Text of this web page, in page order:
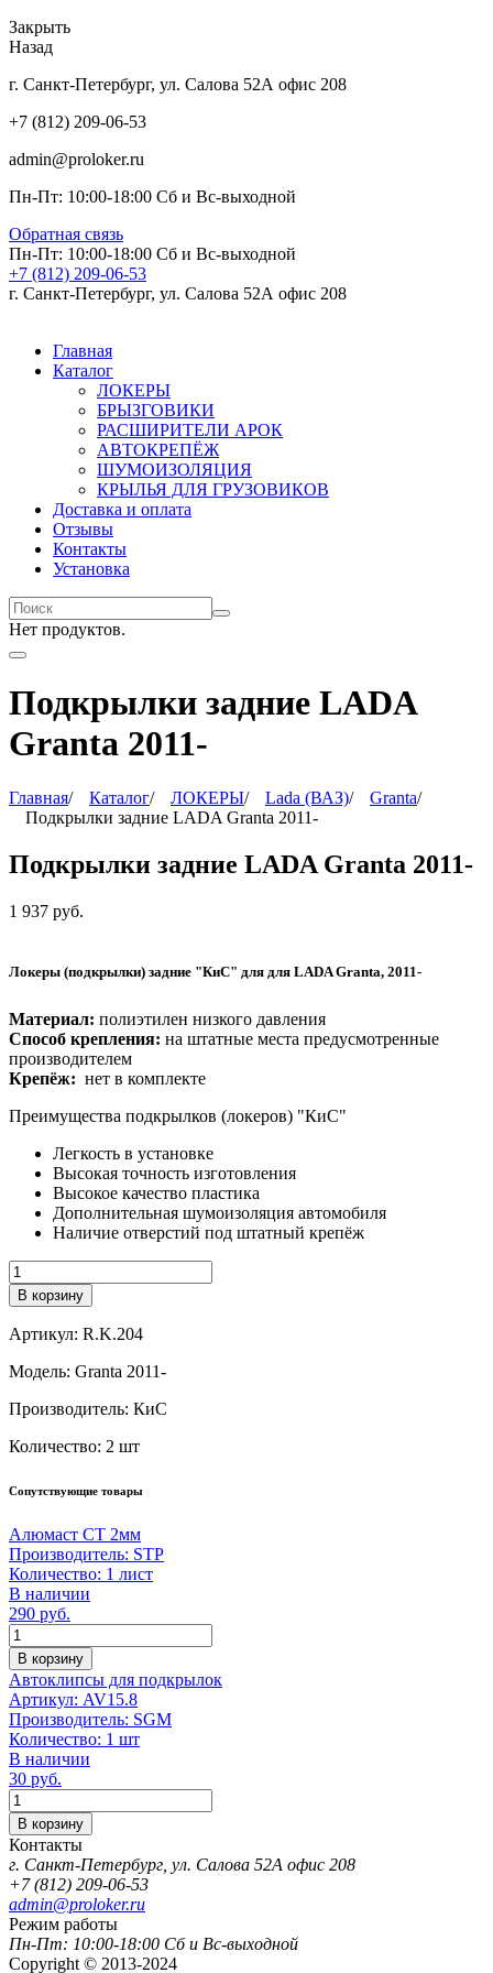
Закрыть
Назад
г. Санкт-Петербург, ул. Салова 52А офис 208
+7 (812) 209-06-53
admin@proloker.ru
Пн-Пт: 10:00-18:00 Сб и Вс-выходной
Обратная связь
Пн-Пт: 10:00-18:00 Сб и Вс-выходной
+7 (812) 209-06-53
г. Санкт-Петербург, ул. Салова 52А офис 208
Главная
Каталог
ЛОКЕРЫ
БРЫЗГОВИКИ
РАСШИРИТЕЛИ АРОК
АВТОКРЕПЁЖ
ШУМОИЗОЛЯЦИЯ
КРЫЛЬЯ ДЛЯ ГРУЗОВИКОВ
Доставка и оплата
Отзывы
Контакты
Установка
Нет продуктов.
Подкрылки задние LADA
Granta 2011-
Главная/ Каталог/ ЛОКЕРЫ/ Lada (ВАЗ)/ Granta/
Подкрылки задние LADA Granta 2011-
Подкрылки задние LADA Granta 2011-
1 937 руб.
Локеры (подкрылки) задние "КиС" для для LADA Granta, 2011-
Материал: полиэтилен низкого давления
Способ крепления: на штатные места предусмотренные
производителем
Крепёж: нет в комплекте
Преимущества подкрылков (локеров) "КиС"
Легкость в установке
Высокая точность изготовления
Высокое качество пластика
Дополнительная шумоизоляция автомобиля
Наличие отверстий под штатный крепёж
Количество
В корзину
Артикул: R.K.204
Модель: Granta 2011-
Производитель: КиС
Количество: 2 шт
Сопутствующие товары
Алюмаст СТ 2мм
Производитель: STP
Количество: 1 лист
В наличии
290 руб.
Количество
В корзину
Автоклипсы для подкрылок
Артикул: AV15.8
Производитель: SGM
Количество: 1 шт
В наличии
30 руб.
Количество
В корзину
Контакты
г. Санкт-Петербург, ул. Салова 52А офис 208
+7 (812) 209-06-53
admin@proloker.ru
Режим работы
Пн-Пт: 10:00-18:00 Сб и Вс-выходной
Copyright © 2013-2024